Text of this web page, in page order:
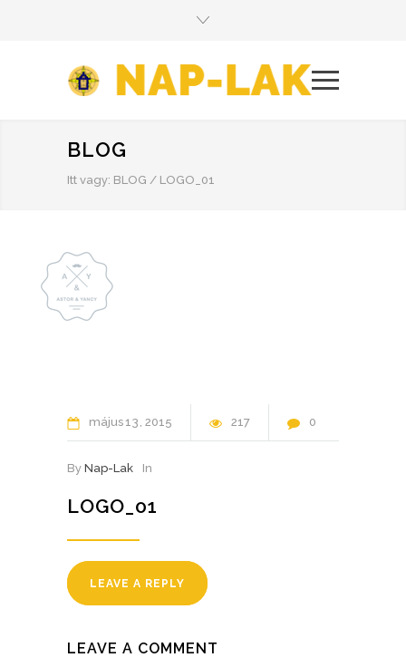
BLOG
Itt vagy: BLOG / LOGO_01
május13 2015 217 0
By Nap-Lak In
LOGO_01
LEAVE A REPLY
LEAVE A COMMENT